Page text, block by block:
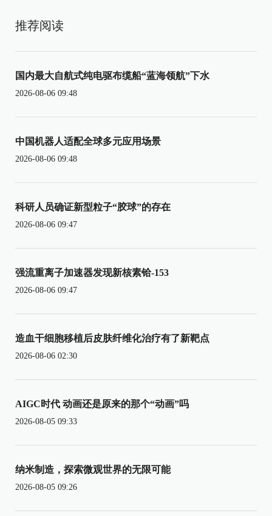
推荐阅读
国内最大自航式纯电驱布缆船“蓝海领航”下水
2026-08-06 09:48
中国机器人适配全球多元应用场景
2026-08-06 09:48
科研人员确证新型粒子“胶球”的存在
2026-08-06 09:47
强流重离子加速器发现新核素铪-153
2026-08-06 09:47
造血干细胞移植后皮肤纤维化治疗有了新靶点
2026-08-06 02:30
AIGC时代 动画还是原来的那个“动画”吗
2026-08-05 09:33
纳米制造，探索微观世界的无限可能
2026-08-05 09:26